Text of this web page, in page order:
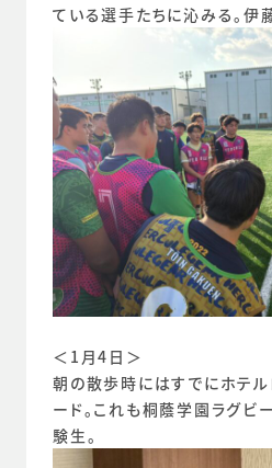
ている選手たちに沁みる。伊
＜1月4日＞
朝の散歩時にはすでにホテ
ード。これも桐蔭学園ラグビ
験生。